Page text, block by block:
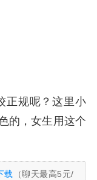
正规呢？这里小
的，女生用这个
载
（聊天最高5元/